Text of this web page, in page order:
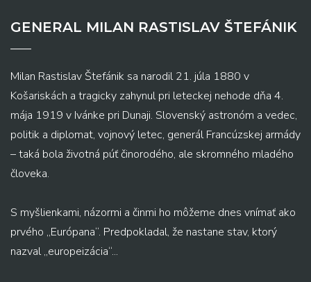
GENERAL MILAN RASTISLAV ŠTEFÁNIK
Milan Rastislav Štefánik sa narodil 21. júla 1880 v
Košariskách a tragicky zahynul pri leteckej nehode dňa 4.
mája 1919 v Ivánke pri Dunaji. Slovenský astronóm a vedec,
politik a diplomat, vojnový letec, generál Francúzskej armády
– taká bola životná púť činorodého, ale skromného mladého
človeka.
S myšlienkami, názormi a činmi ho môžeme dnes vnímať ako
prvého „Európana“. Predpokladal, že nastane stav, ktorý
nazval „europeizácia“...